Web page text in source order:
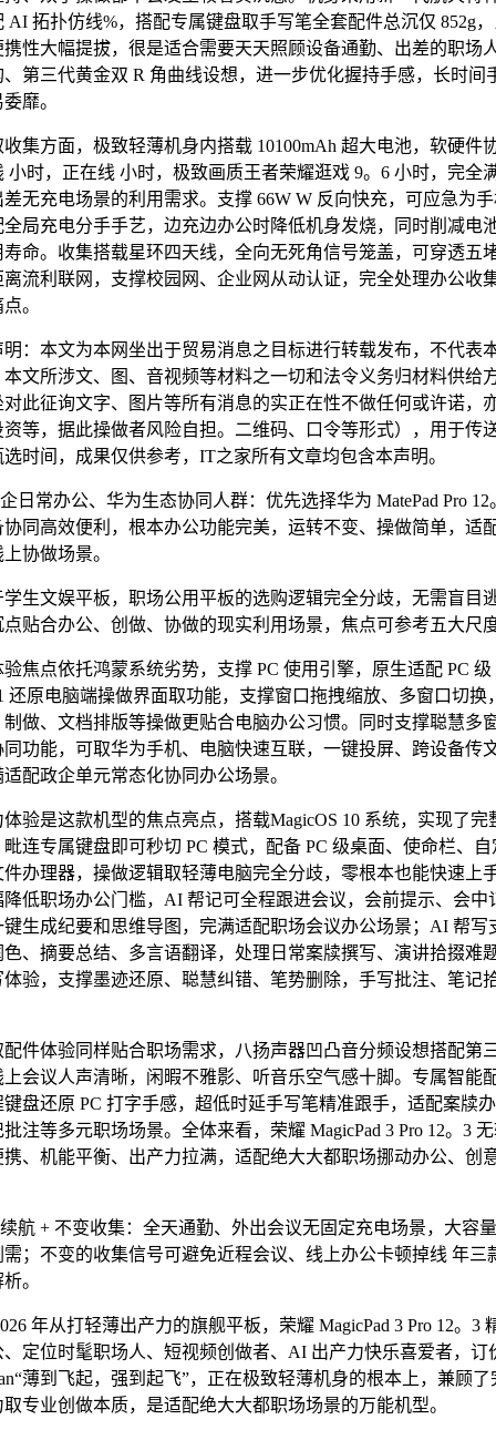
AI 拓扑仿线%，搭配专属键盘取手写笔全套配件总沉仅 852g
性大幅提拔，很是适合需要天天照顾设备通勤、出差的职场
第三代黄金双 R 角曲线设想，进一步优化握持手感，长时间
靡。
方面，极致轻薄机身内搭载 10100mAh 超大电池，软硬件
小时，正在线 小时，极致画质王者荣耀逛戏 9。6 小时，完全
无充电场景的利用需求。支撑 66W W 反向快充，可应急为
局充电分手手艺，边充边办公时降低机身发烧，同时削减电
命。收集搭载星环四天线，全向无死角信号笼盖，可穿透五
流利联网，支撑校园网、企业网从动认证，完全处理办公收
。
本文为本网坐出于贸易消息之目标进行转载发布，不代表
文所涉文、图、音视频等材料之一切和法令义务归材料供给
此征询文字、图片等所有消息的实正在性不做任何或许诺，
等，据此操做者风险自担。二维码、口令等形式），用于传
时间，成果仅供参考，IT之家所有文章均包含本声明。
办公、华为生态协同人群：优先选择华为 MatePad Pro 12
同高效便利，根本办公功能完美，运转不变、操做简单，适
协做场景。
文娱平板，职场公用平板的选购逻辑完全分歧，无需盲目
贴合办公、创做、协做的现实利用场景，焦点可参考五大尺
点依托鸿蒙系统劣势，支撑 PC 使用引擎，原生适配 PC 级
还原电脑端操做界面取功能，支撑窗口拖拽缩放、多窗口切换
制做、文档排版等操做更贴合电脑办公习惯。同时支撑聪慧多
功能，可取华为手机、电脑快速互联，一键投屏、跨设备传
配政企单元常态化协同办公场景。
是这款机型的焦点亮点，搭载MagicOS 10 系统，实现了完
连专属键盘即可秒切 PC 模式，配备 PC 级桌面、使命栏、
办理器，操做逻辑取轻薄电脑完全分歧，零根本也能快速上
低职场办公门槛，AI 帮记可全程跟进会议，会前提示、会中
生成纪要和思维导图，完满适配职场会议办公场景；AI 帮写
、摘要总结、多言语翻译，处理日常案牍撰写、演讲拾掇难
验，支撑墨迹还原、聪慧纠错、笔势删除，手写批注、笔记
体验同样贴合职场需求，八扬声器凹凸音分频设想搭配第
会议人声清晰，闲暇不雅影、听音乐空气感十脚。专属智能
盘还原 PC 打字手感，超低时延手写笔精准跟手，适配案牍
注等多元职场场景。全体来看，荣耀 MagicPad 3 Pro 12。3
、机能平衡、出产力拉满，适配绝大大都职场挪动办公、创
+ 不变收集：全天通勤、外出会议无固定充电场景，大容
；不变的收集信号可避免近程会议、线上办公卡顿掉线 年三
。
从打轻薄出产力的旗舰平板，荣耀 MagicPad 3 Pro 12。3
定位时髦职场人、短视频创做者、AI 出产力快乐喜爱者，订
薄到飞起，强到起飞”，正在极致轻薄机身的根本上，兼顾了
专业创做本质，是适配绝大大都职场场景的万能机型。